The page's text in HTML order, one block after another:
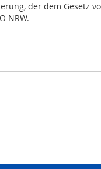
der dem Gesetz
NRW.